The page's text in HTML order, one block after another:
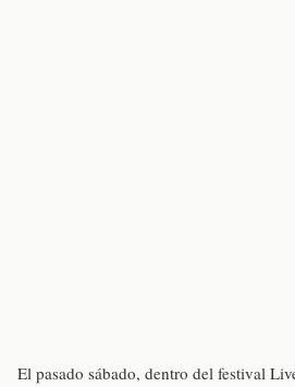
El pasado sábado, dentro del festival